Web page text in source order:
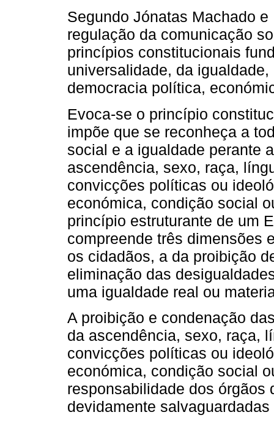
Segundo Jónatas Machado
regulação da comunicação
princípios constitucionais
universalidade, da
democracia política,
Evoca‑se o princípio
impõe que se reconheça a
social e a igualdade perante
ascendência, sexo, raça,
convicções políticas ou
económica, condição social
princípio estruturante de um
compreende três dimensões
os cidadãos, a da proibição
eliminação das
uma igualdade real ou
A proibição e condenação
da ascendência, sexo, raça,
convicções políticas ou
económica, condição social
responsabilidade dos órgãos
devidamente